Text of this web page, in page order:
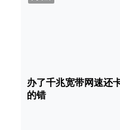
办了千兆宽带网速还
的错